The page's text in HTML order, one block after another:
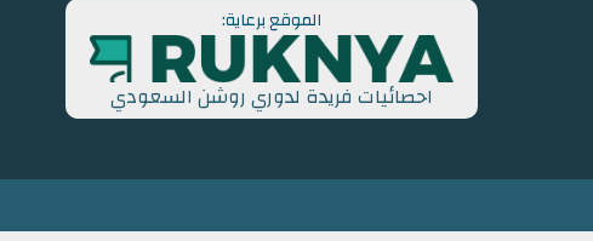
الموقع برعاية:
احصائيات فريدة لدوري روشن السعودي